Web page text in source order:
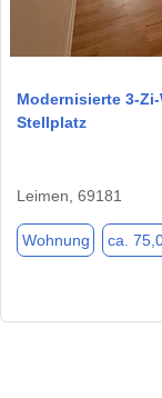
Modernisierte 3-
Stellplatz
Leimen, 69181
Wohnung ca.